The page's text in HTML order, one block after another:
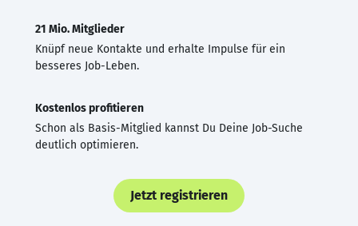
21 Mio. Mitglieder
Knüpf neue Kontakte und erhalte Impulse für ein
besseres Job-Leben.
Kostenlos profitieren
Schon als Basis-Mitglied kannst Du Deine Job-Suche
deutlich optimieren.
Jetzt registrieren